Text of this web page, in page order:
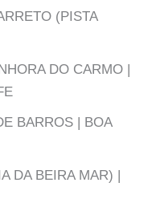
(PISTA
DO CARMO |
BARROS | BOA
DA BEIRA MAR) |